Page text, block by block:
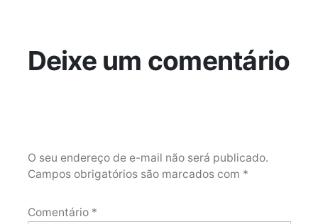
Deixe um comentário
O seu endereço de e-mail não será publicado.
Campos obrigatórios são marcados com *
Comentário *